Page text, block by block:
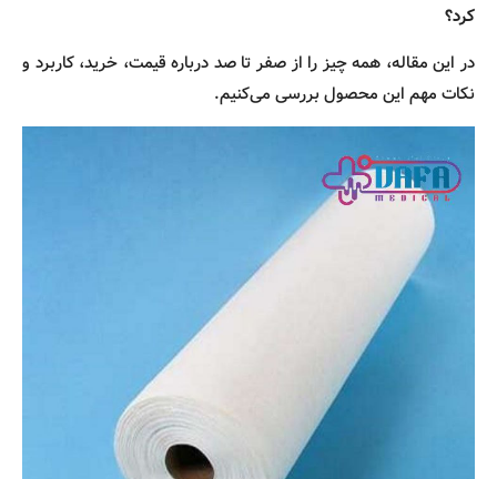
کرد؟
در این مقاله، همه چیز را از صفر تا صد درباره قیمت، خرید، کاربرد و
نکات مهم این محصول بررسی می‌کنیم.